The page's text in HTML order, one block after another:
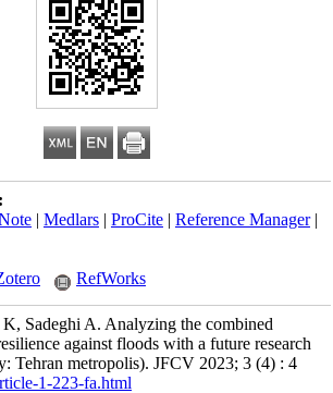
| Medlars| ProCite| Reference Manager|
RefWorks
Sadeghi A. Analyzing the combined
against floods with a future research
Tehran metropolis). JFCV 2023; 3 (4) : 4
1-223-fa.html